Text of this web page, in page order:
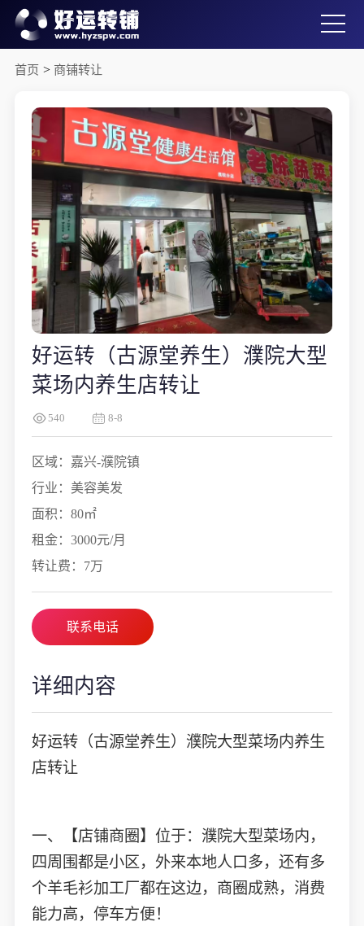
首页 > 商铺转让
好运转（古源堂养生）濮院大型
菜场内养生店转让
540 8-8
区域：嘉兴-濮院镇
行业：美容美发
面积：80㎡
租金：3000元/月
转让费：7万
联系电话
详细内容
好运转（古源堂养生）濮院大型菜场内养生
店转让
一、【店铺商圈】位于：濮院大型菜场内，
四周围都是小区，外来本地人口多，还有多
个羊毛衫加工厂都在这边，商圈成熟，消费
能力高，停车方便！